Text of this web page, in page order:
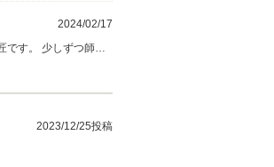
2024/02/17
です。 少しずつ師匠
2023/12/25投稿